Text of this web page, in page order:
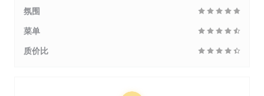
氛围
菜单
质价比